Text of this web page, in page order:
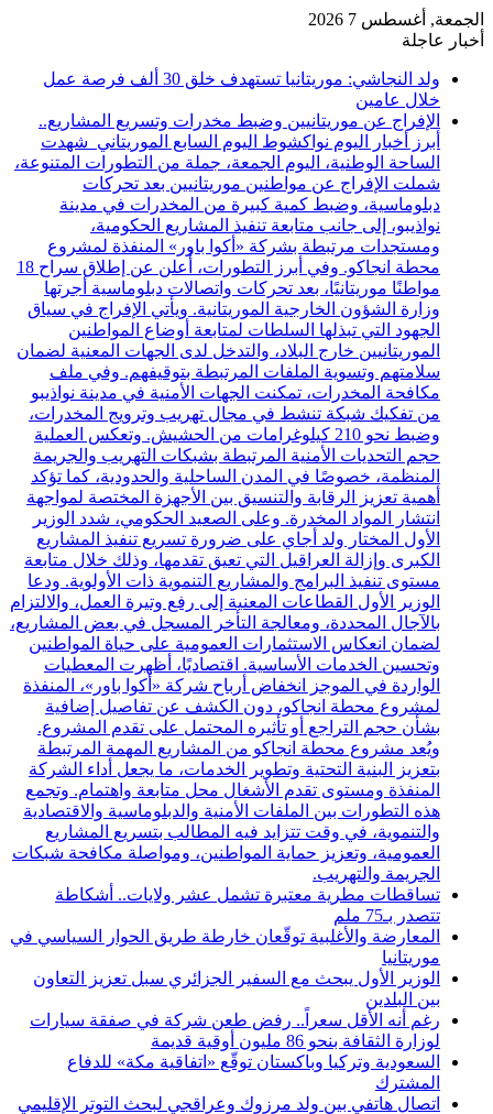
الجمعة, أغسطس 7 2026
أخبار عاجلة
ولد النجاشي: موريتانيا تستهدف خلق 30 ألف فرصة عمل
خلال عامين
الإفراج عن موريتانيين وضبط مخدرات وتسريع المشاريع..
أبرز أخبار اليوم نواكشوط اليوم السابع الموريتاني شهدت
الساحة الوطنية، اليوم الجمعة، جملة من التطورات المتنوعة،
شملت الإفراج عن مواطنين موريتانيين بعد تحركات
دبلوماسية، وضبط كمية كبيرة من المخدرات في مدينة
نواذيبو، إلى جانب متابعة تنفيذ المشاريع الحكومية،
ومستجدات مرتبطة بشركة «أكوا باور» المنفذة لمشروع
محطة انجاكو. وفي أبرز التطورات، أُعلن عن إطلاق سراح 18
مواطنًا موريتانيًا، بعد تحركات واتصالات دبلوماسية أجرتها
وزارة الشؤون الخارجية الموريتانية. ويأتي الإفراج في سياق
الجهود التي تبذلها السلطات لمتابعة أوضاع المواطنين
الموريتانيين خارج البلاد، والتدخل لدى الجهات المعنية لضمان
سلامتهم وتسوية الملفات المرتبطة بتوقيفهم. وفي ملف
مكافحة المخدرات، تمكنت الجهات الأمنية في مدينة نواذيبو
من تفكيك شبكة تنشط في مجال تهريب وترويج المخدرات،
وضبط نحو 210 كيلوغرامات من الحشيش. وتعكس العملية
حجم التحديات الأمنية المرتبطة بشبكات التهريب والجريمة
المنظمة، خصوصًا في المدن الساحلية والحدودية، كما تؤكد
أهمية تعزيز الرقابة والتنسيق بين الأجهزة المختصة لمواجهة
انتشار المواد المخدرة. وعلى الصعيد الحكومي، شدد الوزير
الأول المختار ولد أجاي على ضرورة تسريع تنفيذ المشاريع
الكبرى وإزالة العراقيل التي تعيق تقدمها، وذلك خلال متابعة
مستوى تنفيذ البرامج والمشاريع التنموية ذات الأولوية. ودعا
الوزير الأول القطاعات المعنية إلى رفع وتيرة العمل، والالتزام
بالآجال المحددة، ومعالجة التأخر المسجل في بعض المشاريع،
لضمان انعكاس الاستثمارات العمومية على حياة المواطنين
وتحسين الخدمات الأساسية. اقتصاديًا، أظهرت المعطيات
الواردة في الموجز انخفاض أرباح شركة «أكوا باور»، المنفذة
لمشروع محطة انجاكو، دون الكشف عن تفاصيل إضافية
بشأن حجم التراجع أو تأثيره المحتمل على تقدم المشروع.
ويُعد مشروع محطة انجاكو من المشاريع المهمة المرتبطة
بتعزيز البنية التحتية وتطوير الخدمات، ما يجعل أداء الشركة
المنفذة ومستوى تقدم الأشغال محل متابعة واهتمام. وتجمع
هذه التطورات بين الملفات الأمنية والدبلوماسية والاقتصادية
والتنموية، في وقت تتزايد فيه المطالب بتسريع المشاريع
العمومية، وتعزيز حماية المواطنين، ومواصلة مكافحة شبكات
الجريمة والتهريب.
تساقطات مطرية معتبرة تشمل عشر ولايات.. أشكاطة
تتصدر بـ75 ملم
المعارضة والأغلبية توقّعان خارطة طريق الحوار السياسي في
موريتانيا
الوزير الأول يبحث مع السفير الجزائري سبل تعزيز التعاون
بين البلدين
رغم أنه الأقل سعراً.. رفض طعن شركة في صفقة سيارات
لوزارة الثقافة بنحو 86 مليون أوقية قديمة
السعودية وتركيا وباكستان توقّع «اتفاقية مكة» للدفاع
المشترك
اتصال هاتفي بين ولد مرزوك وعراقجي لبحث التوتر الإقليمي